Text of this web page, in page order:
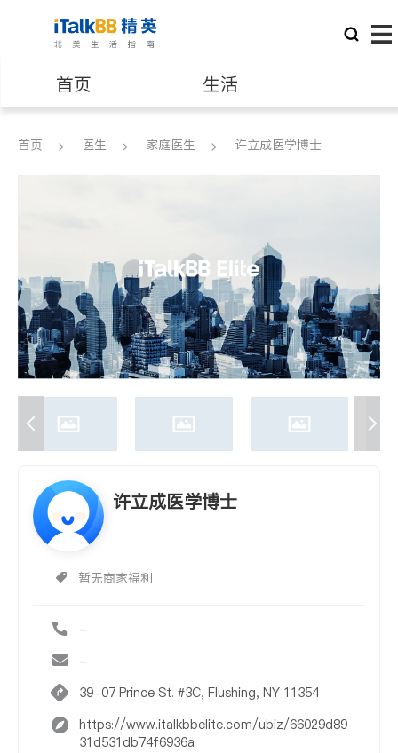
首页 生活
医生 律师
养老 非盈利组织
首页 医生 家庭医生 许立成医学博士
许立成医学博士
暂无商家福利
-
-
39-07 Prince St. #3C, Flushing, NY 11354
https://www.italkbbelite.com/ubiz/66029d89
31d531db74f6936a